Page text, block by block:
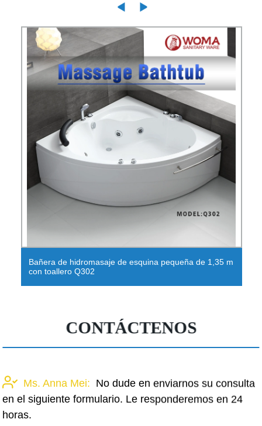
Bañera de hidromasaje de esquina pequeña de 1,35 m
con toallero Q302
CONTÁCTENOS
Ms. Anna Mei: No dude en enviarnos su consulta
en el siguiente formulario. Le responderemos en 24
horas.